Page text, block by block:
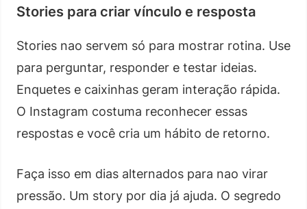
Stories para criar vínculo e resposta
Stories nao servem só para mostrar rotina. Use
para perguntar, responder e testar ideias.
Enquetes e caixinhas geram interação rápida.
O Instagram costuma reconhecer essas
respostas e você cria um hábito de retorno.
Faça isso em dias alternados para nao virar
pressão. Um story por dia já ajuda. O segredo